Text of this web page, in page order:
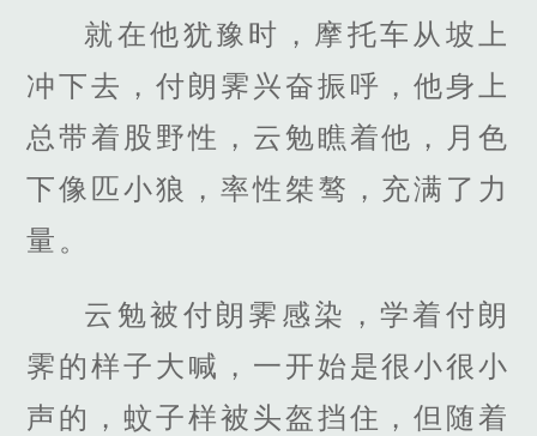
就在他犹豫时，摩托车从坡上
冲下去，付朗霁兴奋振呼，他身上
总带着股野性，云勉瞧着他，月色
下像匹小狼，率性桀骜，充满了力
量。
云勉被付朗霁感染，学着付朗
霁的样子大喊，一开始是很小很小
声的，蚊子样被头盔挡住，但随着